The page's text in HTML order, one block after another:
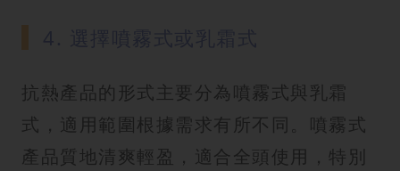
抗熱產品的形式主要分為噴霧式與乳霜
式，適用範圍根據需求有所不同。噴霧式
產品質地清爽輕盈，適合全頭使用，特別